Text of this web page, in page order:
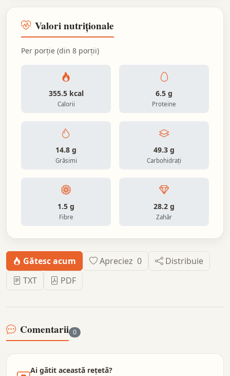
Valori nutriționale
Per porție (din 8 porții)
355.5 kcal
Calorii
6.5 g
Proteine
14.8 g
Grăsimi
49.3 g
Carbohidrați
1.5 g
Fibre
28.2 g
Zahăr
Gătesc acum Apreciez 0
Distribuie
TXT
PDF
Comentarii 0
Ai gătit această rețetă?